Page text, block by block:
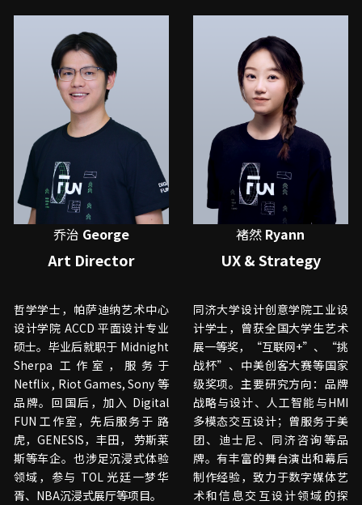
乔治 George
Art Director
哲学学士，帕萨迪纳艺术中心
设计学院 ACCD 平面设计专业
硕士。毕业后就职于 Midnight
Sherpa 工作室，服务于
Netflix , Riot Games, Sony 等
品牌。回国后，加入 Digital
FUN 工作室，先后服务于 路
虎，GENESIS，丰田， 劳斯莱
斯等车企。也涉足沉浸式体验
领域，参与 TOL 光廷一梦华
胥、NBA沉浸式展厅等项目。
褚然 Ryann
UX & Strategy
同济大学设计创意学院工业设
计学士，曾获全国大学生艺术
展一等奖，“互联网+”、“挑
战杯”、中美创客大赛等国家
级奖项。主要研究方向：品牌
战略与设计、人工智能与HMI
多模态交互设计；曾服务于美
团、迪士尼、同济咨询等品
牌。有丰富的舞台演出和幕后
制作经验，致力于数字媒体艺
术和信息交互设计领域的探